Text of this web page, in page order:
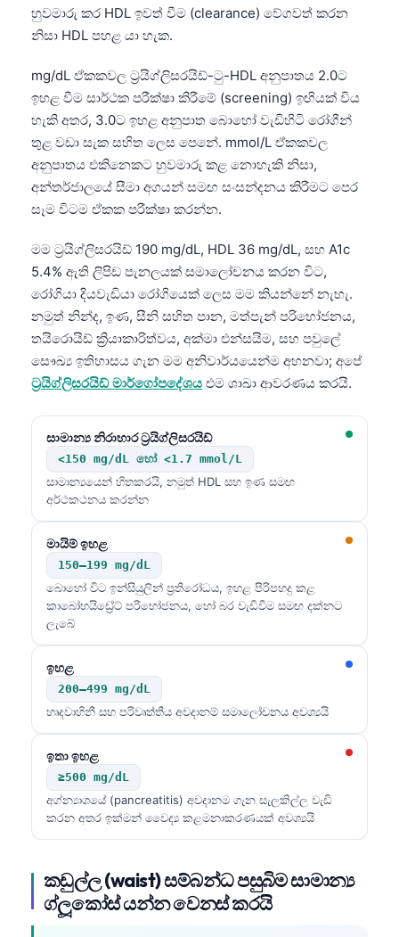
හුවමාරු කර HDL ඉවත් වීම (clearance) වේගවත් කරන
නිසා HDL පහළ යා හැක.
mg/dL ඒකකවල ට්‍රයිග්ලිසරයිඩ්-ටු-HDL අනුපාතය 2.0ට
ඉහළ වීම සාර්ථක පරීක්ෂා කිරීමේ (screening) ඉඟියක් විය
හැකි අතර, 3.0ට ඉහළ අනුපාත බොහෝ වැඩිහිටි රෝගීන්
තුළ වඩා සැක සහිත ලෙස පෙනේ. mmol/L ඒකකවල
අනුපාතය එකිනෙකට හුවමාරු කළ නොහැකි නිසා,
අන්තර්ජාලයේ සීමා අගයන් සමඟ සංසන්දනය කිරීමට පෙර
සෑම විටම ඒකක පරීක්ෂා කරන්න.
මම ට්‍රයිග්ලිසරයිඩ් 190 mg/dL, HDL 36 mg/dL, සහ A1c
5.4% ඇති ලිපිඩ පැනලයක් සමාලෝචනය කරන විට,
රෝගියා දියවැඩියා රෝගියෙක් ලෙස මම කියන්නේ නැහැ.
නමුත් නින්ද, ඉණ, සීනි සහිත පාන, මත්පැන් පරිභෝජනය,
තයිරොයිඩ් ක්‍රියාකාරිත්වය, අක්මා එන්සයිම, සහ පවුලේ
සෞඛ්‍ය ඉතිහාසය ගැන මම අනිවාර්යයෙන්ම අහනවා; අපේ
ට්‍රයිග්ලිසරයිඩ් මාර්ගෝපදේශය එම ශාඛා ආවරණය කරයි.
සාමාන්‍ය නිරාහාර ට්‍රයිග්ලිසරයිඩ්
<150 mg/dL හෝ <1.7 mmol/L
සාමාන්‍යයෙන් හිතකරයි, නමුත් HDL සහ ඉණ සමඟ
අර්ථකථනය කරන්න
මායිම් ඉහළ
150–199 mg/dL
බොහෝ විට ඉන්සියුලින් ප්‍රතිරෝධය, ඉහළ පිරිපහදු කළ
කාබෝහයිඩ්‍රේට් පරිභෝජනය, හෝ බර වැඩිවීම සමඟ දක්නට
ලැබේ
ඉහළ
200–499 mg/dL
හෘදවාහිනී සහ පරිවෘත්තීය අවදානම් සමාලෝචනය අවශ්‍යයි
ඉතා ඉහළ
≥500 mg/dL
අග්න්‍යාශයේ (pancreatitis) අවදානම ගැන සැලකිල්ල වැඩි
කරන අතර ඉක්මන් වෛද්‍ය කළමනාකරණයක් අවශ්‍යයි
කඩුල්ල (waist) සම්බන්ධ පසුබිම සාමාන්‍ය
ග්ලූකෝස් යන්න වෙනස් කරයි
Shqip
বাংলা
తెలుగు
தமிழ்
ಕನ್ನಡ
മലയാളം
Tiếng Việt
Tagalog
ไทย
ဗမာစာ
Kiswahili
አማርኛ
Українська
O‘zbekcha
Català
Қазақ тілі
Suomi
Hrvatski
Slovenčina
كوردی‎
پښتو
سنڌي
অসমীয়া
Galego
Latviešu valoda
Македонски јазик
Euskara